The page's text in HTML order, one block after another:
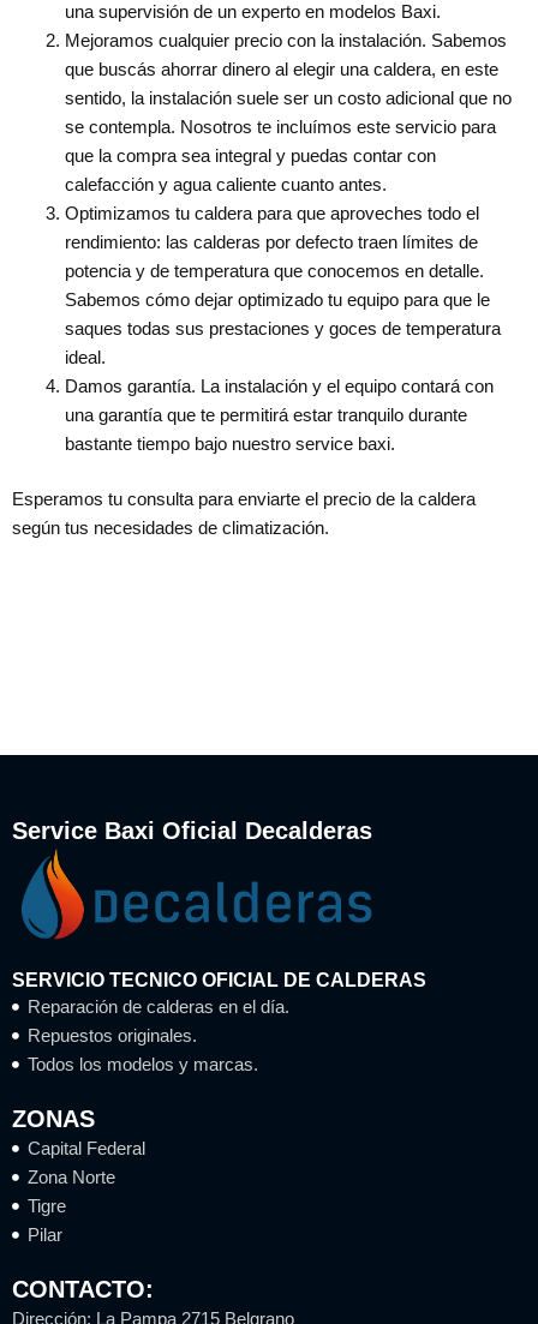
una supervisión de un experto en modelos Baxi.
Mejoramos cualquier precio con la instalación. Sabemos
que buscás ahorrar dinero al elegir una caldera, en este
sentido, la instalación suele ser un costo adicional que no
se contempla. Nosotros te incluímos este servicio para
que la compra sea integral y puedas contar con
calefacción y agua caliente cuanto antes.
Optimizamos tu caldera para que aproveches todo el
rendimiento: las calderas por defecto traen límites de
potencia y de temperatura que conocemos en detalle.
Sabemos cómo dejar optimizado tu equipo para que le
saques todas sus prestaciones y goces de temperatura
ideal.
Damos garantía. La instalación y el equipo contará con
una garantía que te permitirá estar tranquilo durante
bastante tiempo bajo nuestro service baxi.
Esperamos tu consulta para enviarte el precio de la caldera
según tus necesidades de climatización.
Service Baxi Oficial Decalderas
SERVICIO TECNICO OFICIAL DE CALDERAS
Reparación de calderas en el día.
Repuestos originales.
Todos los modelos y marcas.
ZONAS
Capital Federal
Zona Norte
Tigre
Pilar
CONTACTO:
Dirección: La Pampa 2715 Belgrano